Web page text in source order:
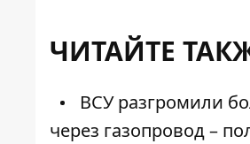
ЧИТАЙТЕ
ВСУ разгромили
через газопровод –